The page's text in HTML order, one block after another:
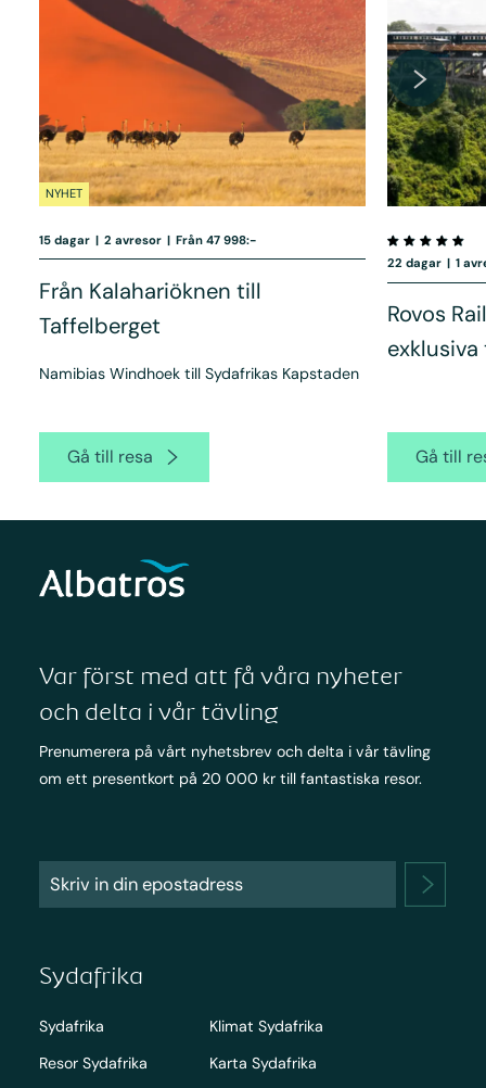
NYHET
15 dagar | 2 avresor | Från 47 998:-
Från Kalahariöknen till
Taffelberget
Namibias Windhoek till Sydafrikas Kapstaden
Gå till resa
22 dagar | 1
Rovos
exklusiva
Gå till
Var först med att få våra nyheter
och delta i vår tävling
Prenumerera på vårt nyhetsbrev och delta i vår tävling
om ett presentkort på 20 000 kr till fantastiska resor.
Sydafrika
Sydafrika
Resor Sydafrika
Klimat Sydafrika
Karta Sydafrika